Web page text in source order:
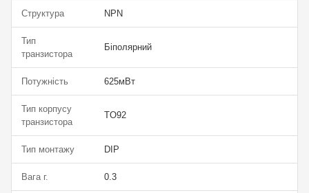
Структура NPN
Тип
транзистора
Біполярний
Потужність 625мВт
Тип корпусу
транзистора
TO92
Тип монтажу DIP
Вага г. 0.3